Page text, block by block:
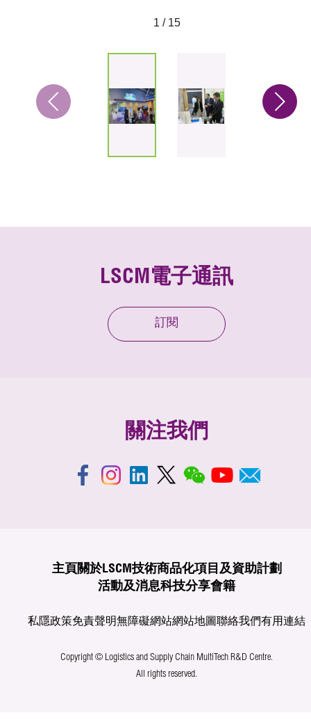
1 / 15
LSCM電子通訊
訂閱
關注我們
主頁 關於LSCM技術商品化項目及資助計劃
活動及消息科技分享會籍
私隱政策免責聲明無障礙網站網站地圖聯絡我們有用連結
Copyright © Logistics and Supply Chain MultiTech R&D Centre.
All rights reserved.